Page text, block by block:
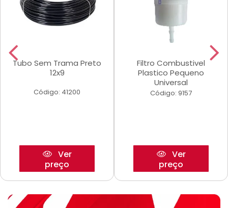
Tubo Sem Trama Preto
12x9
Código: 41200
Ver
preço
Filtro Combustivel
Plastico Pequeno
Universal
Código: 9157
Ver
preço